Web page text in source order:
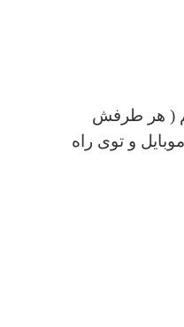
( هر طرفش
و توی راه